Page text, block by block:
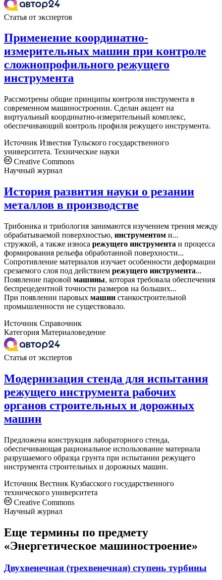
Статья от экспертов
Применение координатно-
измерительных машин при контроле
сложнопрофильного режущего
инструмента
Рассмотрены общие принципы контроля инструмента в
современном машиностроении. Сделан акцент на
виртуальный координатно-измерительный комплекс,
обеспечивающий контроль профиля режущего инструмента.
Источник Известия Тульского государственного
университета. Технические науки
Creative Commons
Научный журнал
История развития науки о резании
металлов в производстве
Трибоника и трибология занимаются изучением трения между
обрабатываемой поверхностью, инструментом и...
стружкой, а также износа режущего инструмента и процесса
формирования рельефа обработанной поверхности...
Сопротивление материалов изучает особенности деформации
срезаемого слоя под действием режущего инструмента...
Появление паровой машины, которая требовала обеспечения
беспрецедентной точности размеров на больших...
При появлении паровых машин станкостроительной
промышленности не существовало.
Источник Справочник
Категория Материаловедение
Статья от экспертов
Модернизация стенда для испытания
режущего инструмента рабочих
органов строительных и дорожных
машин
Предложена конструкция лабораторного стенда,
обеспечивающая рациональное использование материала
разрушаемого образца грунта при испытании режущего
инструмента строительных и дорожных машин.
Источник Вестник Кузбасского государственного
технического университета
Creative Commons
Научный журнал
Еще термины по предмету
«Энергетическое машиностроение»
Двухвенечная (трехвенечная) ступень турбины